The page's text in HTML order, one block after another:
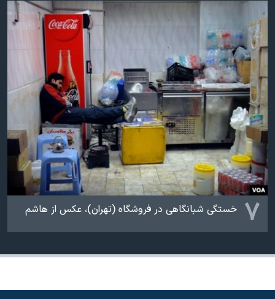
۷ خستگی شبانگاهی در فروشگاه (تهران)، عکس از هاشم